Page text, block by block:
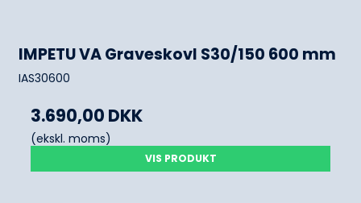
IMPETU VA Graveskovl S30/150 600 mm
IAS30600
3.690,00 DKK
(ekskl. moms)
VIS PRODUKT